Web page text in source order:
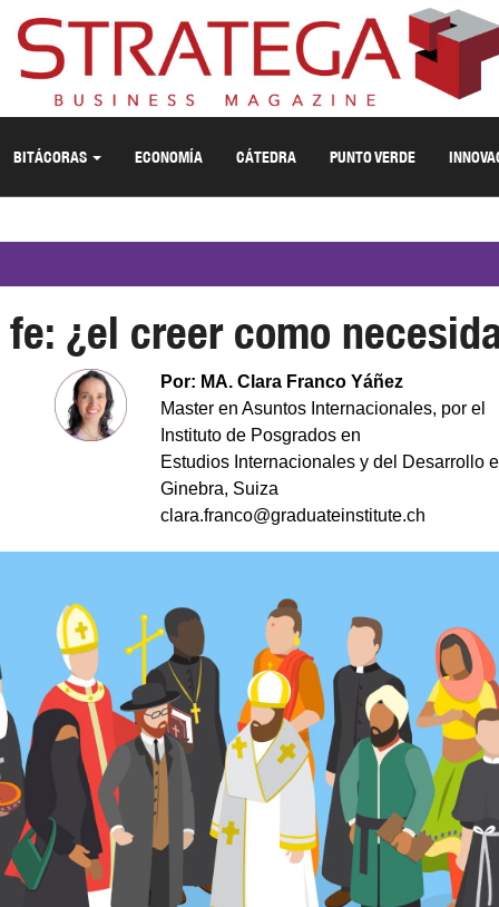
BITÁCORAS ECONOMÍA CÁTEDRA PUNTO VERDE
¿el creer como
Por: MA. Clara Franco Yáñez
Master en Asuntos Internacionales, por el
Instituto de Posgrados en
Estudios Internacionales y del Desarrollo
Ginebra, Suiza
clara.franco@graduateinstitute.ch